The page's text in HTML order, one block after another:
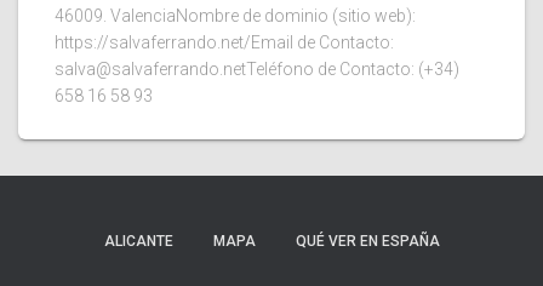
46009. ValenciaNombre de dominio (sitio web):
https://salvaferrando.net/Email de Contacto:
salva@salvaferrando.netTeléfono de Contacto: (+34)
658 16 58 93
ALICANTE MAPA QUÉ VER EN ESPAÑA